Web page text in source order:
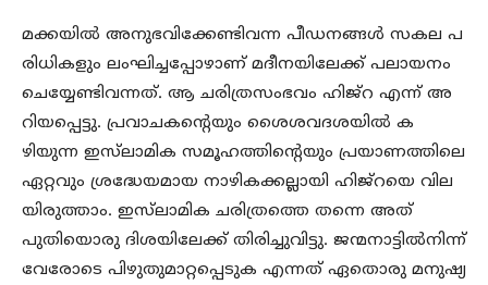
മക്കയില്‍ അനുഭവിക്കേണ്ടിവന്ന പീഡനങ്ങള്‍ സകല പ
രിധികളും ലംഘിച്ചപ്പോഴാണ് മദീനയിലേക്ക് പലായനം
ചെയ്യേണ്ടിവന്നത്. ആ ചരിത്രസംഭവം ഹിജ്‌റ എന്ന് അ
റിയപ്പെട്ടു. പ്രവാചകന്‍റെയും ശൈശവദശയില്‍ ക
ഴിയുന്ന ഇസ്‌ലാമിക സമൂഹത്തിന്‍റെയും പ്രയാണത്തിലെ
ഏറ്റവും ശ്രദ്ധേയമായ നാഴികക്കല്ലായി ഹിജ്‌റയെ വില
യിരുത്താം. ഇസ്‌ലാമിക ചരിത്രത്തെ തന്നെ അത്
പുതിയൊരു ദിശയിലേക്ക് തിരിച്ചുവിട്ടു. ജന്മനാട്ടില്‍നിന്ന്
വേരോടെ പിഴുതുമാറ്റപ്പെടുക എന്നത് ഏതൊരു മനുഷ്യ